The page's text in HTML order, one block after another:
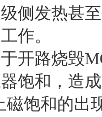
发热甚至
作。
路烧毁
和，造成
饱和的出